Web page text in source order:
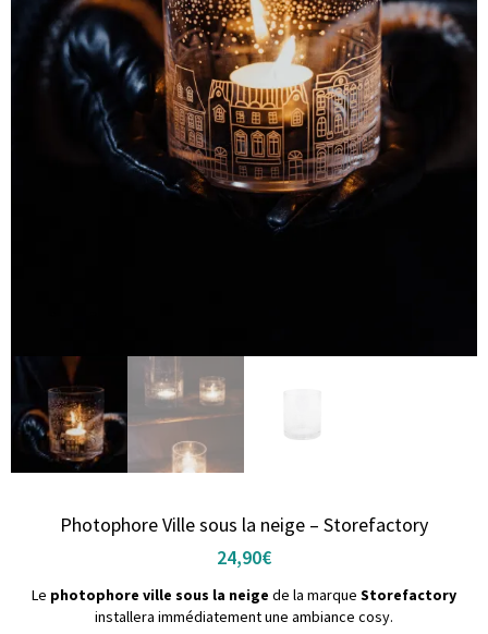
Photophore Ville sous la neige – Storefactory
24,90€
Le photophore ville sous la neige de la marque Storefactory
installera immédiatement une ambiance cosy.